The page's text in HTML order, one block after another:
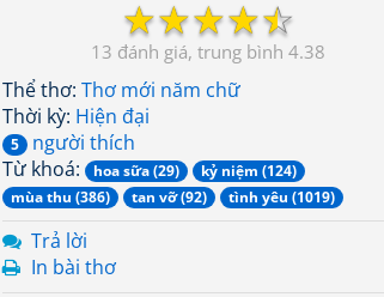
☆
☆
☆
☆
☆
13 4.38
Thể thơ: Thơ mới năm chữ
Thời kỳ: Hiện đại
5
người thích
Từ khoá:
hoa sữa (29)
kỷ niệm (124)
mùa thu (386)
tan vỡ (92) tình yêu (1019)
Trả lời
In bài thơ